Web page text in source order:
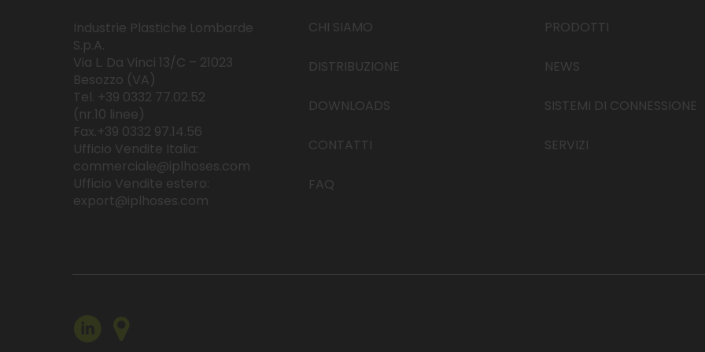
Tubi flessibili per alimenti
ntari e bevande
Tubi flessibili per industria farma
ceutica
Aspirazione e mandata di prodotti farma
ceutici
Sistemi di connessione
Raccordi per tubi flessibili e accessori
Farmaceutica
Spurghi
Legno
Industrie Plastiche Lombarde
S.p.A.
Via L. Da Vinci 13/C – 21023
Besozzo (VA)
Tel. +39 0332 77.02.52
(nr.10 linee)
Fax.+39 0332 97.14.56
Ufficio Vendite Italia:
commerciale@iplhoses.com
Ufficio Vendite estero:
export@iplhoses.com
CHI SIAMO
DISTRIBUZIONE
DOWNLOADS
CONTATTI
FAQ
PRODOTTI
NEWS
SISTEMI DI CONNESSIONE
SERVIZI